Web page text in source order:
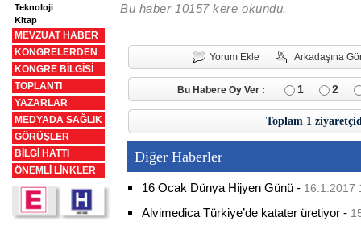
Teknoloji
Kitap
MEVZUAT HABER
KONGRELERDEN
KONGRE BİLGİSİ
TOPLANTI
YAZARLAR
MEDYADA SAĞLIK
GÖRÜŞLER
BİLGİ HATTI
ÖNEMLİ LİNKLER
Bu haber 10157 kere okundu.
Yorum Ekle Arkadaşına
Bu Habere Oy Ver : 1 2
Toplam 1
Diğer Haberler
16 Ocak Dünya Hijyen Günü - 16.1.2017
Alvimedica Türkiye’de katater üretiyor -